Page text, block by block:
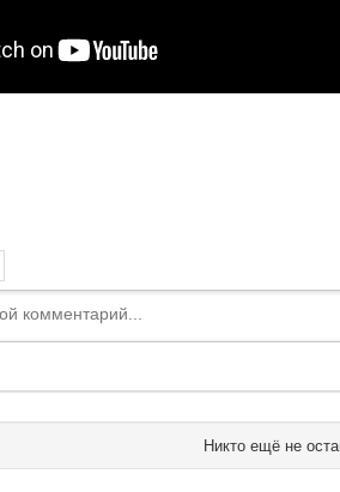
Никто ещё не